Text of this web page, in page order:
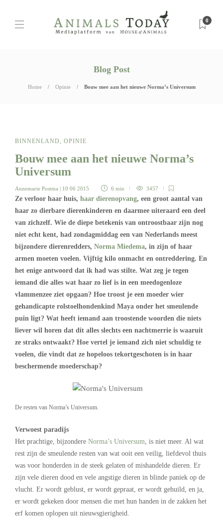
0
Blog Post
Home Opinie Bouw mee aan het nieuwe Norma’s Universum
BINNENLAND, OPINIE
Bouw mee aan het nieuwe Norma’s
Universum
Annemarie Postma | 10 06 2015 6 min 3457
Ze verloor haar huis, haar dierenopvang, een groot aantal van
haar zo dierbare dierenkinderen en daarmee uiteraard een deel
van zichzelf. Wie de diepe betekenis van ontroostbaar zijn nog
niet echt kent, had zondagmiddag een van Nederlands meest
bijzondere dierenredders, Norma Miedema, in zijn of haar
armen moeten voelen. Vijftig kilo onmacht en ontreddering. En
het enige antwoord dat ik had was stilte. Wat zeg je tegen
iemand die alles wat haar zo lief is in een meedogenloze
vlammenzee ziet opgaan? Hoe troost je een moeder wier
gehandicapte rolstoelhondenkind Maya onder het smeulende
puin ligt? Wat heeft iemand aan troostende woorden die niets
liever wil horen dat dit alles slechts een nachtmerrie is waaruit
ze straks ontwaakt? Hoe vertel je iemand zich niet schuldig te
voelen, die vindt dat ze hopeloos tekortgeschoten is in haar
beschermende moederschap?
De resten van Norma’s Universum.
Verwoest paradijs
Het prachtige, bijzondere Norma’s Universum , is niet meer. Al wat
rest zijn de smeulende resten van wat ooit een veilig, liefdevol thuis
was voor honderden in de steek gelaten of mishandelde dieren. Er
zijn vele dieren dood en vele angstige dieren in blinde paniek op de
vlucht. Er wordt geblust, er wordt gepraat, er wordt gehuild, en ja,
er wordt gekeken door mensen die met hun handen in de zakken het
erf komen oplopen uit nieuwsgierigheid.